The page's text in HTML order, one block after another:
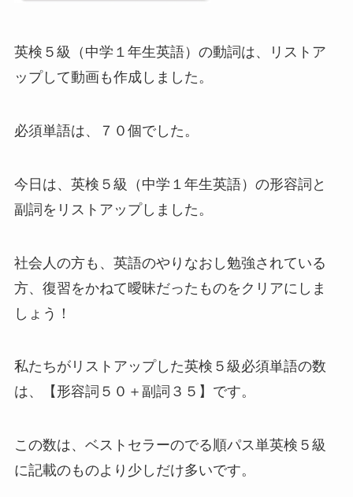
英検５級（中学１年生英語）の動詞は、リストア
ップして動画も作成しました。
必須単語は、７０個でした。
今日は、英検５級（中学１年生英語）の形容詞と
副詞をリストアップしました。
社会人の方も、英語のやりなおし勉強されている
方、復習をかねて曖昧だったものをクリアにしま
しょう！
私たちがリストアップした英検５級必須単語の数
は、【形容詞５０＋副詞３５】です。
この数は、ベストセラーのでる順パス単英検５級
に記載のものより少しだけ多いです。